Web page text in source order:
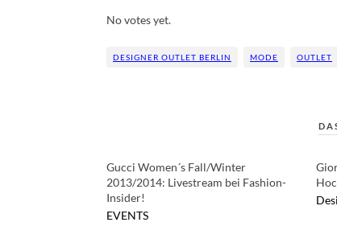
No votes yet.
DESIGNER OUTLET BERLIN MODE OUTLET
Gucci Women´s Fall/Winter
2013/2014: Livestream bei Fashion-
Insider!
EVENTS